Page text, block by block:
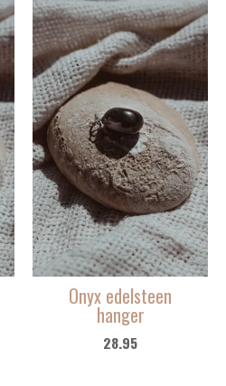
Onyx edelsteen
hanger
28.95